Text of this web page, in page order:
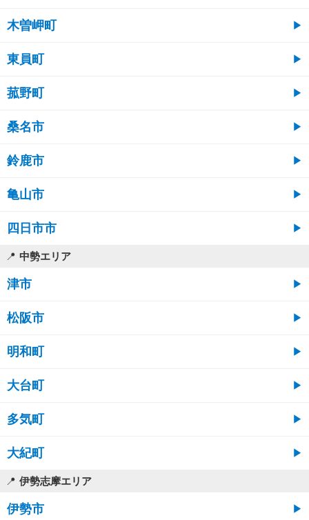
木曽岬町
東員町
菰野町
桑名市
鈴鹿市
亀山市
四日市市
中勢エリア
津市
松阪市
明和町
大台町
多気町
大紀町
伊勢志摩エリア
伊勢市